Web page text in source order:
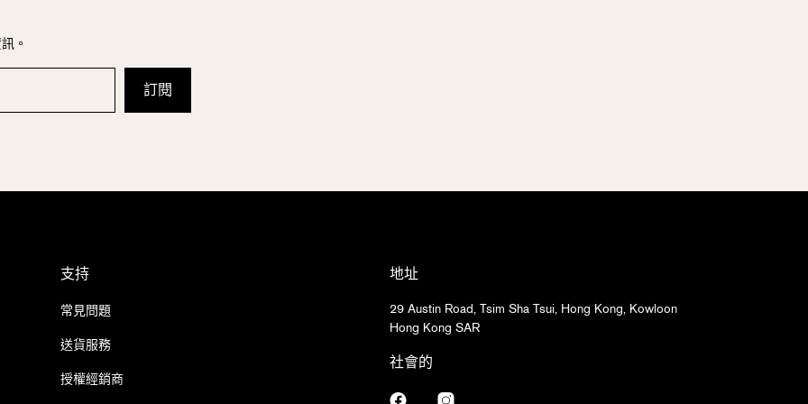
。
支持
常見問題
送貨服務
授權經銷商
地址
29 Austin Road, Tsim Sha Tsui, Hong Kong, Kowloon
Hong Kong SAR
社會的
FacebookInstagram